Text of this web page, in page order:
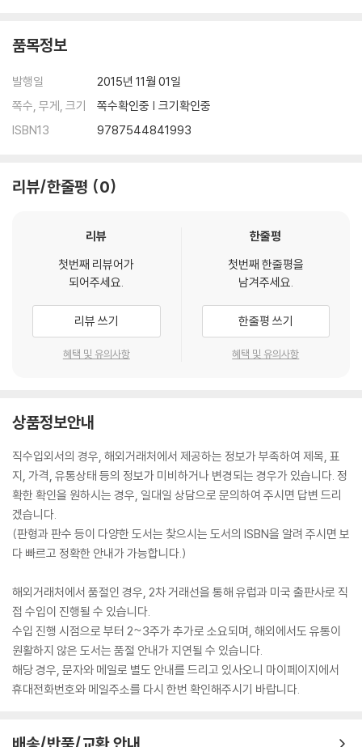
품목정보
발행일
2015년 11월 01일
쪽수, 무게, 크기
쪽수확인중 | 크기확인중
ISBN13
9787544841993
리뷰/한줄평 0
리뷰
첫번째 리뷰어가
되어주세요.
리뷰 쓰기
혜택 및 유의사항
한줄평
첫번째 한줄평을
남겨주세요.
한줄평 쓰기
혜택 및 유의사항
상품정보안내
직수입외서의 경우, 해외거래처에서 제공하는 정보가 부족하여 제목, 표
지, 가격, 유통상태 등의 정보가 미비하거나 변경되는 경우가 있습니다. 정
확한 확인을 원하시는 경우, 일대일 상담으로 문의하여 주시면 답변 드리
겠습니다.
(판형과 판수 등이 다양한 도서는 찾으시는 도서의 ISBN을 알려 주시면 보
다 빠르고 정확한 안내가 가능합니다.)
해외거래처에서 품절인 경우, 2차 거래선을 통해 유럽과 미국 출판사로 직
접 수입이 진행될 수 있습니다.
수입 진행 시점으로 부터 2~3주가 추가로 소요되며, 해외에서도 유통이
원활하지 않은 도서는 품절 안내가 지연될 수 있습니다.
해당 경우, 문자와 메일로 별도 안내를 드리고 있사오니 마이페이지에서
휴대전화번호와 메일주소를 다시 한번 확인해주시기 바랍니다.